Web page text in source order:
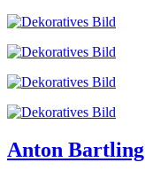
Anton Bartling